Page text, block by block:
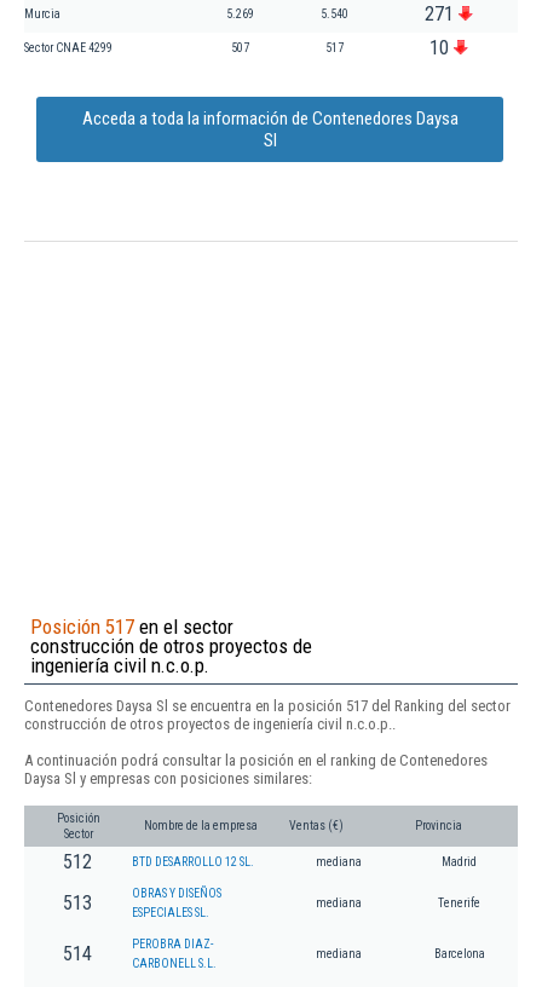
Murcia 5.269 5.540 271
Sector CNAE 4299 507 517 10
Acceda a toda la información de Contenedores Daysa
Sl
Posición 517 en el sector
construcción de otros proyectos de
ingeniería civil n.c.o.p.
Contenedores Daysa Sl se encuentra en la posición 517 del Ranking del sector
construcción de otros proyectos de ingeniería civil n.c.o.p..
A continuación podrá consultar la posición en el ranking de Contenedores
Daysa Sl y empresas con posiciones similares:
Posición
Sector
Nombre de la empresa Ventas (€) Provincia
512 BTD DESARROLLO 12 SL. mediana Madrid
513
OBRAS Y DISEÑOS
ESPECIALES SL.
mediana Tenerife
514
PEROBRA DIAZ-
CARBONELL S.L.
mediana Barcelona